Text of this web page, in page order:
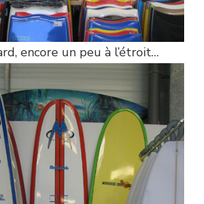
encore un peu à l’étroit…